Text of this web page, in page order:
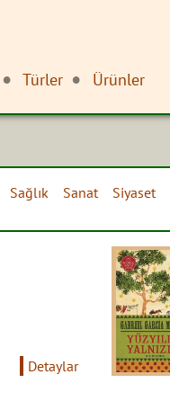
Türler Ürünler
Sağlık Sanat Siyaset
Detaylar